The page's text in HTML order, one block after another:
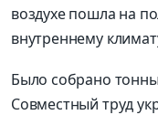
воздухе пошла на
внутреннему
Было собрано
Совместный труд